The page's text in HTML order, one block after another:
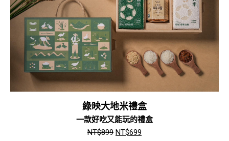
綠映大地米禮盒
一款好吃又能玩的禮盒
NT$899 NT$699